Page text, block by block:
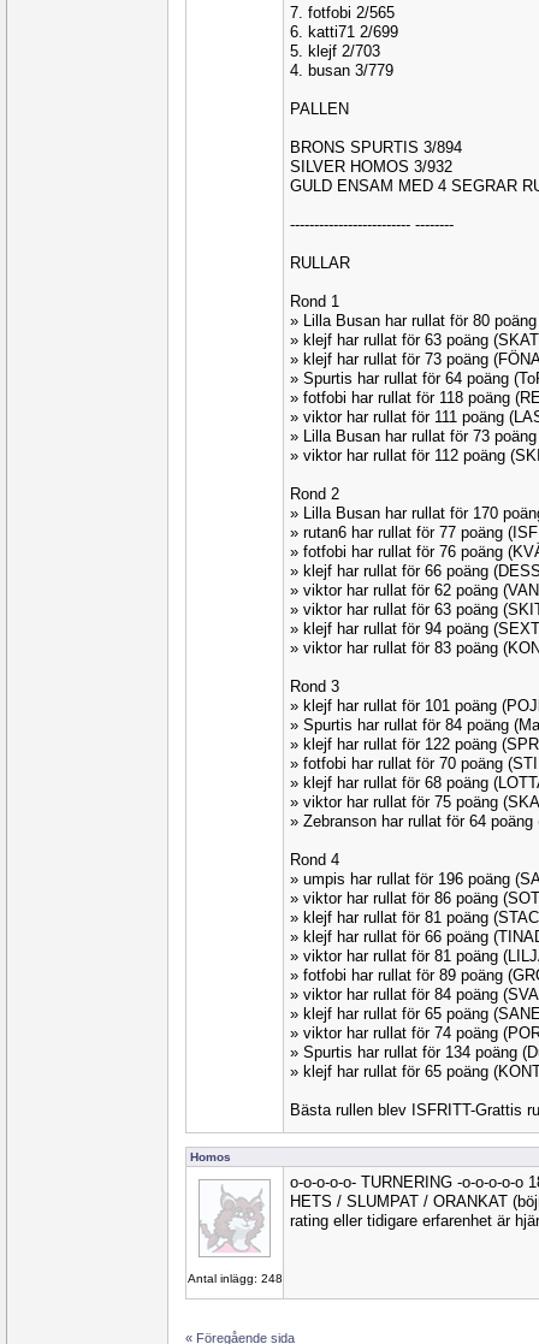
7. fotfobi 2/565
6. katti71 2/699
5. klejf 2/703
4. busan 3/779
PALLEN
BRONS SPURTIS 3/894
SILVER HOMOS 3/932
GULD ENSAM MED 4 SEGRAR
------------------------- --------
RULLAR
Rond 1
» Lilla Busan har rullat för 80
» klejf har rullat för 63 poäng
» klejf har rullat för 73 poäng
» Spurtis har rullat för 64 poäng
» fotfobi har rullat för 118 poäng
» viktor har rullat för 111 poäng
» Lilla Busan har rullat för 73
» viktor har rullat för 112 poäng
Rond 2
» Lilla Busan har rullat för 170
» rutan6 har rullat för 77 poäng
» fotfobi har rullat för 76 poäng
» klejf har rullat för 66 poäng
» viktor har rullat för 62 poäng
» viktor har rullat för 63 poäng
» klejf har rullat för 94 poäng
» viktor har rullat för 83 poäng
Rond 3
» klejf har rullat för 101 poäng
» Spurtis har rullat för 84 poäng
» klejf har rullat för 122 poäng
» fotfobi har rullat för 70 poäng
» klejf har rullat för 68 poäng
» viktor har rullat för 75 poäng
» Zebranson har rullat för 64 poäng
Rond 4
» umpis har rullat för 196 poäng
» viktor har rullat för 86 poäng
» klejf har rullat för 81 poäng
» klejf har rullat för 66 poäng
» viktor har rullat för 81 poäng
» fotfobi har rullat för 89 poäng
» viktor har rullat för 84 poäng
» klejf har rullat för 65 poäng
» viktor har rullat för 74 poäng
» Spurtis har rullat för 134 poäng
» klejf har rullat för 65 poäng
Bästa rullen blev ISFRITT-Grattis
Homos
Antal inlägg: 248
o-o-o-o-o- TURNERING -o-o-o-o-o
HETS / SLUMPAT / ORANKAT
rating eller tidigare erfarenhet är
« Föregående sida